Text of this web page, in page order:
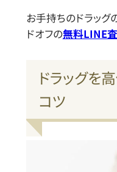
お手持ちのドラッグ
ドオフの無料LINE
ドラッグを
コツ